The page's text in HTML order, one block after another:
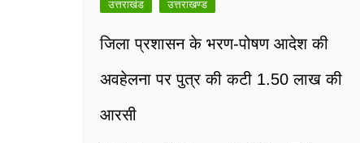
उत्तराखंड उत्तराखण्ड
जिला प्रशासन के भरण-पोषण आदेश की
अवहेलना पर पुत्र की कटी 1.50 लाख की
आरसी